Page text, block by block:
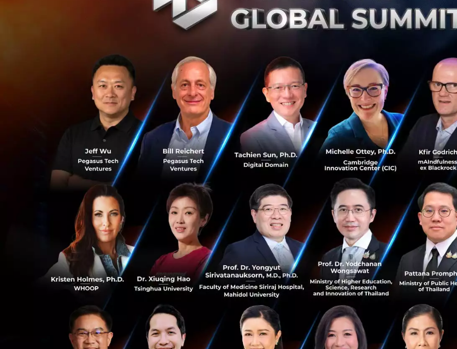
สยามเซ็นเตอร์ เตรียมดันโมเดล Micro Retail จับมือ
UNDP ชูแนวคิด DiversCity Building สนับสนุนทุก
สยามเซ็นเตอร์ เตรียมพร้อมรับเทรนด์ความหลากลาย จับมือ
UNDP ชูแนวคิด DiversCity Building ปรับแผนธุรกิจเป็น
Micro Retail ดึง New Magnets แบรนด์ดังร่วมพื้นที่เพื่อ
รองรับลูกค้าทุกกลุ่ม ...
พฤศจิกายน 1, 2021 | ByTechsauce Team
1
Tech & Biz undp New Magnets DiversCity Building
siam-discovery-center
UNDP Launches an Accelerator Lab to
Advance Thailand’s Progress Towards the
SDGs
The Thai Chapter of UNDP’s Accelerator Labs was
virtually launched today. It will bring together
grassroots innovations with new sources of real time
data and experimentation to ac...
June 22, 2021| By
Techsauce Team
35
PR News
UNDP เปิดตัว Accelerator Lab เพื่อเร่งยกระดับ
ประเทศไทย ขับเคลื่อนสู้เป้าหมายความยั่งยืน